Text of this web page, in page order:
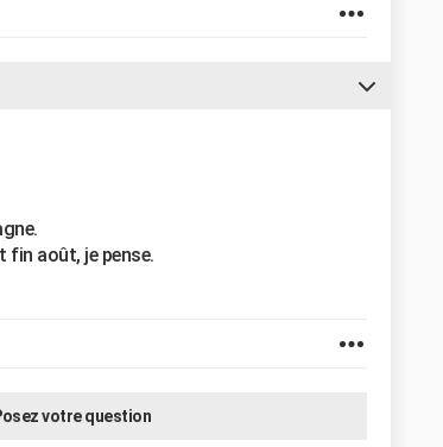
fin août, je pense.
votre question